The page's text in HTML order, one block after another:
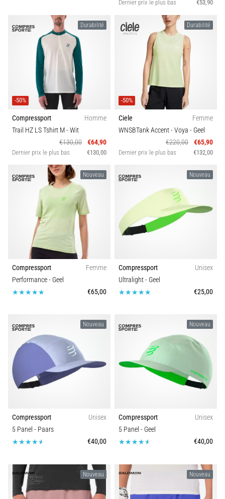
Dernier prix le plus bas €53,90
Durabilité
-50%
Compressport
Homme
Trail HZ LS Tshirt M- Wit
€130,00
€64,90
Dernier prix le plus bas €130,00
Durabilité
-50%
Ciele
Femme
WNSBTank Accent - Voya - Geel
€220,00
€65,90
Dernier prix le plus bas €132,00
Nouveau
Compressport
Femme
Performance- Geel
€65,00
Nouveau
Compressport
Unisex
Ultralight- Geel
€25,00
Nouveau
Compressport
Unisex
5 Panel - Paars
€40,00
Nouveau
Compressport
Unisex
5 Panel - Geel
€40,00
Nouveau Nouveau